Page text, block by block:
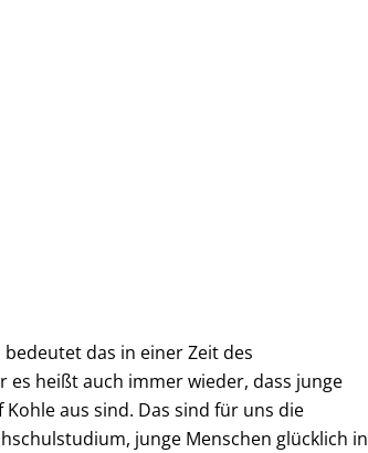
das in einer Zeit des
heißt auch immer wieder, dass junge
aus sind. Das sind für uns die
junge Menschen glücklich in